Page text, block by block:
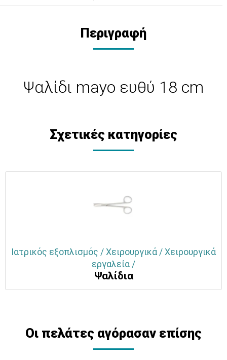
Περιγραφή
Ψαλίδι mayo ευθύ 18 cm
Σχετικές κατηγορίες
Ιατρικός εξοπλισμός / Χειρουργικά / Χειρουργικά
εργαλεία /
Ψαλίδια
Οι πελάτες αγόρασαν επίσης